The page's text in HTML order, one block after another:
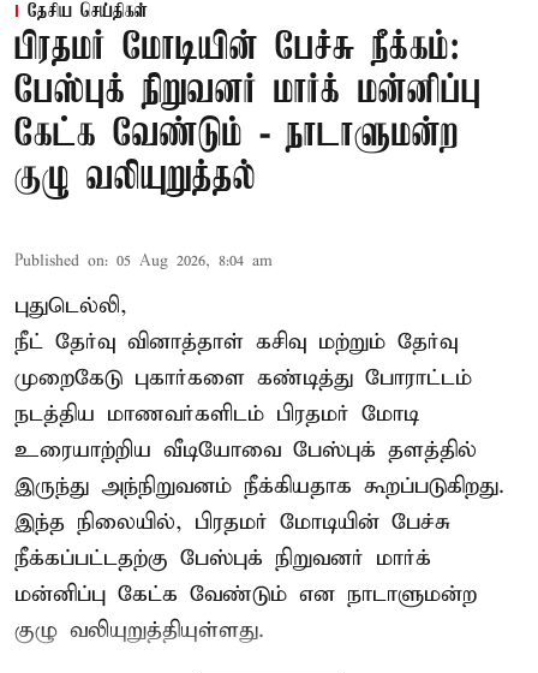
தேசிய செய்திகள்
பிரதமர் மோடியின் பேச்சு நீக்கம்:
பேஸ்புக் நிறுவனர் மார்க் மன்னிப்பு
கேட்க வேண்டும் - நாடாளுமன்ற
குழு வலியுறுத்தல்
Published on: 05 Aug 2026, 8:04 am
புதுடெல்லி,
நீட் தேர்வு வினாத்தாள் கசிவு மற்றும் தேர்வு
முறைகேடு புகார்களை கண்டித்து போராட்டம்
நடத்திய மாணவர்களிடம் பிரதமர் மோடி
உரையாற்றிய வீடியோவை பேஸ்புக் தளத்தில்
இருந்து அந்நிறுவனம் நீக்கியதாக கூறப்படுகிறது.
இந்த நிலையில், பிரதமர் மோடியின் பேச்சு
நீக்கப்பட்டதற்கு பேஸ்புக் நிறுவனர் மார்க்
மன்னிப்பு கேட்க வேண்டும் என நாடாளுமன்ற
குழு வலியுறுத்தியுள்ளது.